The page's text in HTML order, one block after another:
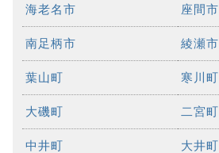
海老名市 座間市
南足柄市 綾瀬市
葉山町 寒川町
大磯町 二宮町
中井町 大井町